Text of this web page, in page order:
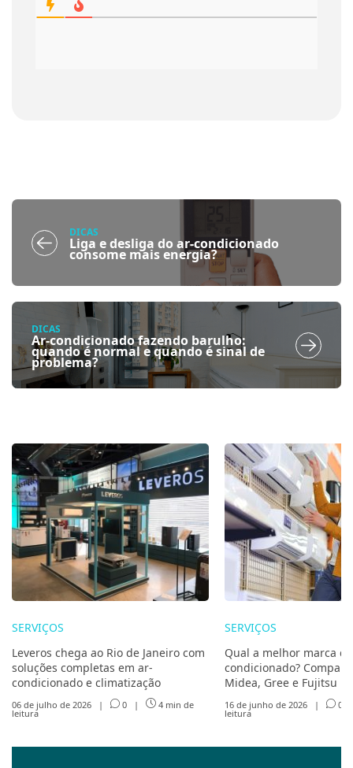
DICAS
Liga e desliga do ar-condicionado
consome mais energia?
DICAS
Ar-condicionado fazendo barulho:
quando é normal e quando é sinal de
problema?
SERVIÇOS
Leveros chega ao Rio de Janeiro com
soluções completas em ar-
condicionado e climatização
06 de julho de 2026 | 0 | 4 min de
leitura
SERVIÇOS
Qual a melhor marca
condicionado?
Midea, Gree e Fujitsu
16 de junho de 2026 | 0
leitura